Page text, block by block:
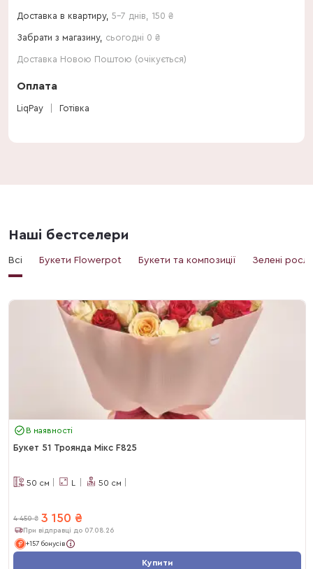
Доставка в квартиру, 5-7 днів 150 ₴
Забрати з магазину, сьогодні 0 ₴
Доставка Новою Поштою (очікується)
Оплата
LiqPay Готівка
Наші бестселери
Всі Букети Flowerpot Букети та композиції Зелені
В наявності
Букет 51 Троянда Мікс F825
50 см L 50 см
4 450 ₴ 3 150 ₴
При відправці до 07.08.26
+157 бонусів
Купити